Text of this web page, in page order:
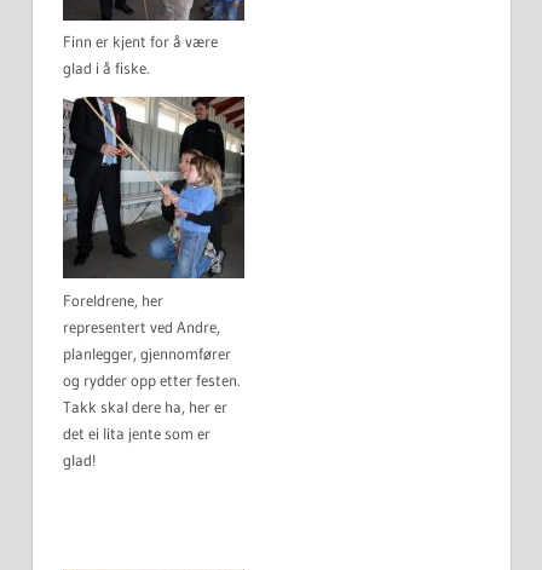
Finn er kjent for å være
glad i å fiske.
Foreldrene, her
representert ved Andre,
planlegger, gjennomfører
og rydder opp etter festen.
Takk skal dere ha, her er
det ei lita jente som er
glad!